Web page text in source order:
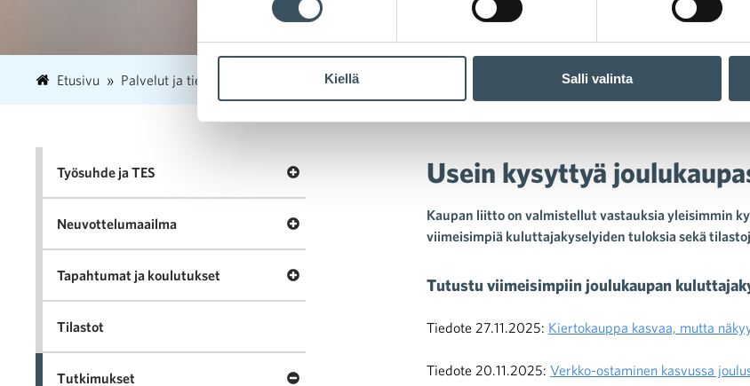
Kiellä Salli valinta
Etusivu Palvelut ja tietopankki Tutkimukset
Usein kysyttyä
Kaupan liitto on valmistellut vastauksia yleisimmin
viimeisimpiä kuluttajakyselyiden tuloksia sekä
Tutustu viimeisimpiin joulukaupan
Tiedote 27.11.2025: Kiertokauppa kasvaa, mutta
Tiedote 20.11.2025: Verkko-ostaminen kasvussa
Työsuhde ja TES Avaa valikko Työsuhde ja TES
Neuvottelumaailma Avaa valikko Neuvottelumaailma
Tapahtumat ja koulutukset Avaa valikko Tapahtumat ja koulutukset
Tilastot
Tutkimukset Sulje valikko Tutkimukset